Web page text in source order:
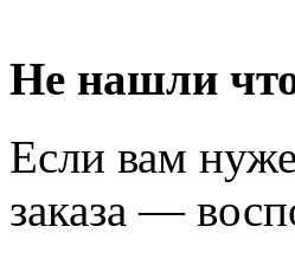
Не нашли
Если вам
заказа —